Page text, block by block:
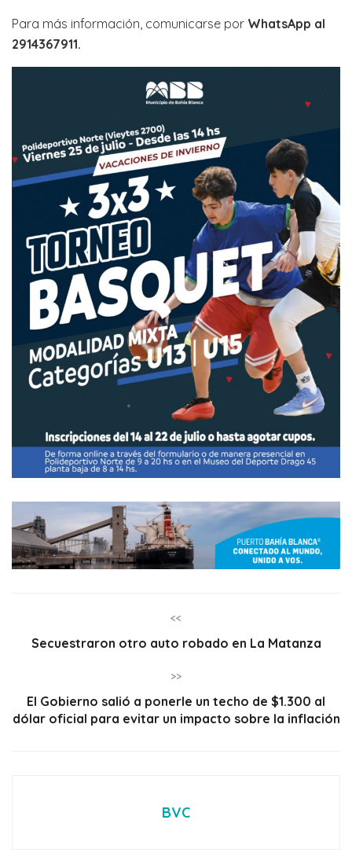
Para más información, comunicarse por WhatsApp al
2914367911.
<<
Secuestraron otro auto robado en La Matanza
>>
El Gobierno salió a ponerle un techo de $1.300 al
dólar oficial para evitar un impacto sobre la inflación
BVC